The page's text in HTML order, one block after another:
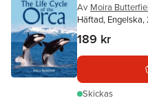
Av Moira
Häftad, Engelska,
189 kr
Skickas